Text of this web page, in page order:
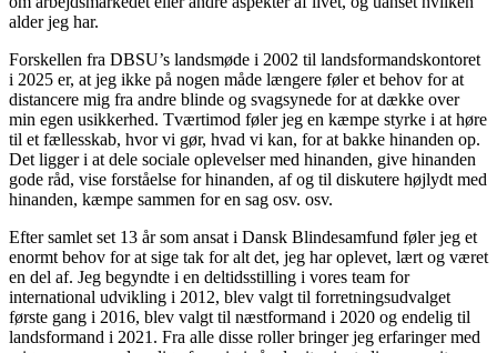
alder jeg har.
Forskellen fra DBSU’s landsmøde i 2002 til landsformandskontoret
i 2025 er, at jeg ikke på nogen måde længere føler et behov for at
distancere mig fra andre blinde og svagsynede for at dække over
min egen usikkerhed. Tværtimod føler jeg en kæmpe styrke i at høre
til et fællesskab, hvor vi gør, hvad vi kan, for at bakke hinanden op.
Det ligger i at dele sociale oplevelser med hinanden, give hinanden
gode råd, vise forståelse for hinanden, af og til diskutere højlydt med
hinanden, kæmpe sammen for en sag osv. osv.
Efter samlet set 13 år som ansat i Dansk Blindesamfund føler jeg et
enormt behov for at sige tak for alt det, jeg har oplevet, lært og været
en del af. Jeg begyndte i en deltidsstilling i vores team for
international udvikling i 2012, blev valgt til forretningsudvalget
første gang i 2016, blev valgt til næstformand i 2020 og endelig til
landsformand i 2021. Fra alle disse roller bringer jeg erfaringer med